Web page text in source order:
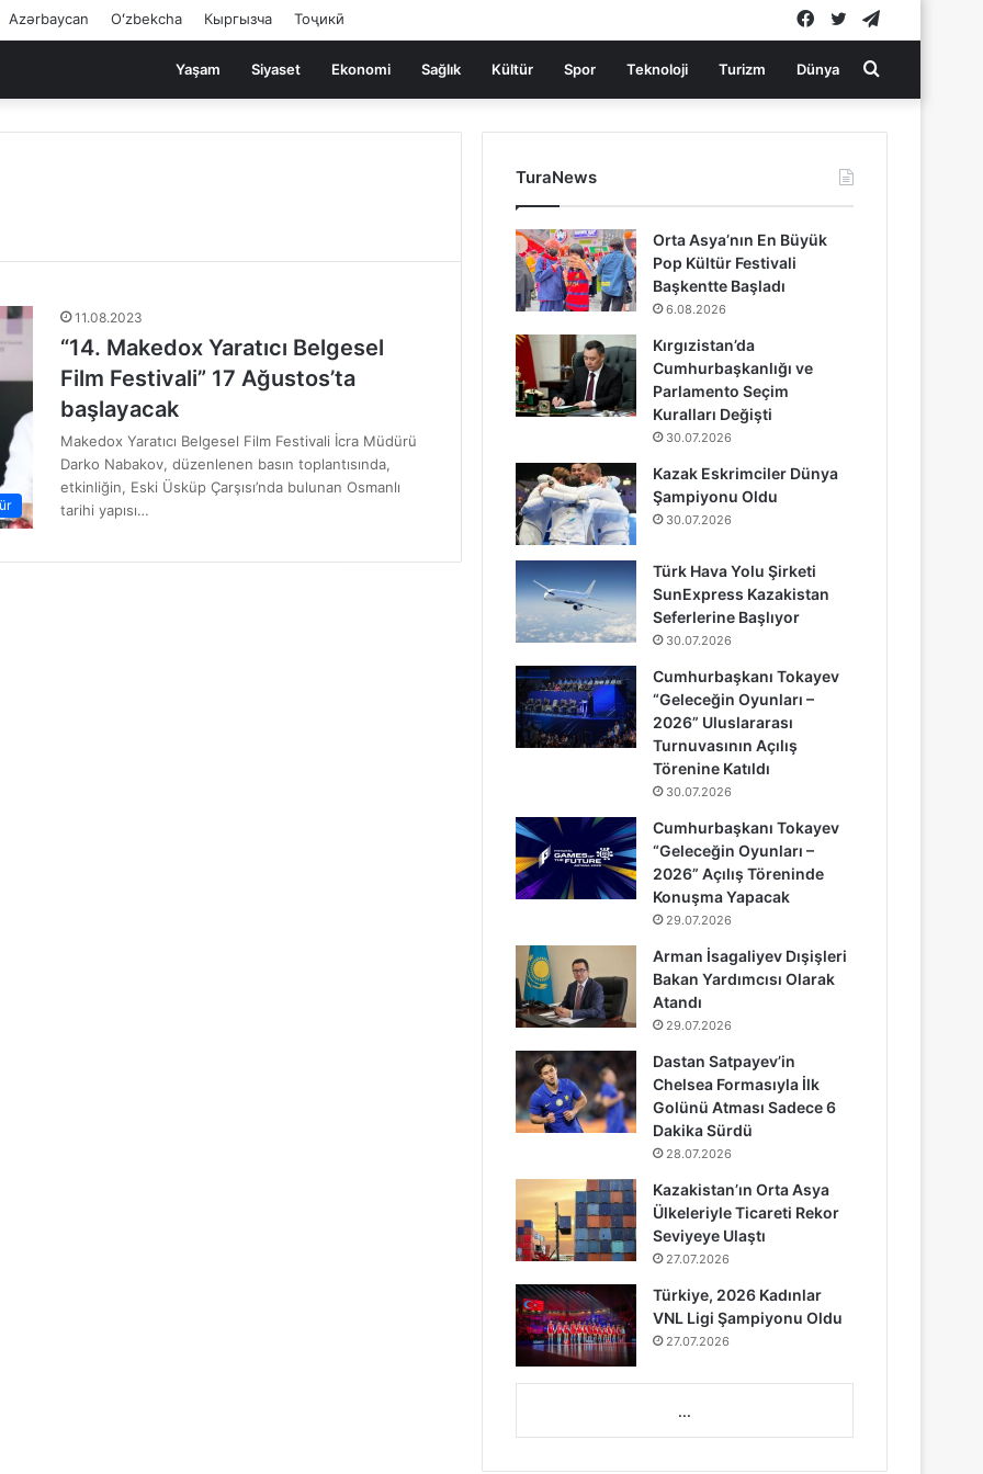
Azərbaycan Oʻzbekcha Кыргызча Тоҷикӣ Twitter
Facebook
Yaşam Siyaset Ekonomi Sağlık Kültür Spor Teknoloji Turizm Dünya Arama
yap
11.08.2023
“14. Makedox Yaratıcı Belgesel
Film Festivali” 17 Ağustos’ta
başlayacak
Makedox Yaratıcı Belgesel Film Festivali İcra Müdürü
Darko Nabakov, düzenlenen basın toplantısında,
etkinliğin, Eski Üsküp Çarşısı’nda bulunan Osmanlı
tarihi yapısı…
TuraNews
Orta Asya’nın En Büyük
Pop Kültür Festivali
Başkentte Başladı
6.08.2026
Kırgızistan’da
Cumhurbaşkanlığı ve
Parlamento Seçim
Kuralları Değişti
30.07.2026
Kazak Eskrimciler Dünya
Şampiyonu Oldu
30.07.2026
Türk Hava Yolu Şirketi
SunExpress Kazakistan
Seferlerine Başlıyor
30.07.2026
Cumhurbaşkanı Tokayev
“Geleceğin Oyunları –
2026” Uluslararası
Turnuvasının Açılış
Törenine Katıldı
30.07.2026
Cumhurbaşkanı Tokayev
“Geleceğin Oyunları –
2026” Açılış Töreninde
Konuşma Yapacak
29.07.2026
Arman İsagaliyev Dışişleri
Bakan Yardımcısı Olarak
Atandı
29.07.2026
Dastan Satpayev’in
Chelsea Formasıyla İlk
Golünü Atması Sadece 6
Dakika Sürdü
28.07.2026
Kazakistan’ın Orta Asya
Ülkeleriyle Ticareti Rekor
Seviyeye Ulaştı
27.07.2026
Türkiye, 2026 Kadınlar
VNL Ligi Şampiyonu Oldu
27.07.2026
...